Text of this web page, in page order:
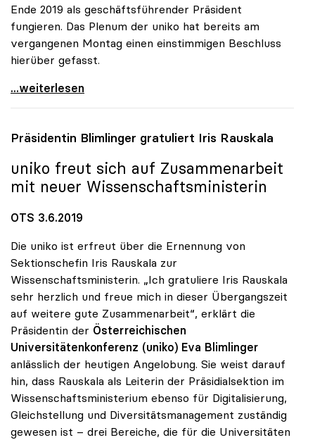
Ende 2019 als geschäftsführender Präsident
fungieren. Das Plenum der uniko hat bereits am
vergangenen Montag einen einstimmigen Beschluss
hierüber gefasst.
uniko-Vorsitz: Vitouch folgt auf Blimlinger
...weiterlesen
Präsidentin Blimlinger gratuliert Iris Rauskala
uniko freut sich auf Zusammenarbeit
mit neuer Wissenschaftsministerin
OTS 3.6.2019
Die uniko ist erfreut über die Ernennung von
Sektionschefin Iris Rauskala zur
Wissenschaftsministerin. „Ich gratuliere Iris Rauskala
sehr herzlich und freue mich in dieser Übergangszeit
auf weitere gute Zusammenarbeit“, erklärt die
Präsidentin der Österreichischen
Universitätenkonferenz (uniko) Eva Blimlinger
anlässlich der heutigen Angelobung. Sie weist darauf
hin, dass Rauskala als Leiterin der Präsidialsektion im
Wissenschaftsministerium ebenso für Digitalisierung,
Gleichstellung und Diversitätsmanagement zuständig
gewesen ist – drei Bereiche, die für die Universitäten